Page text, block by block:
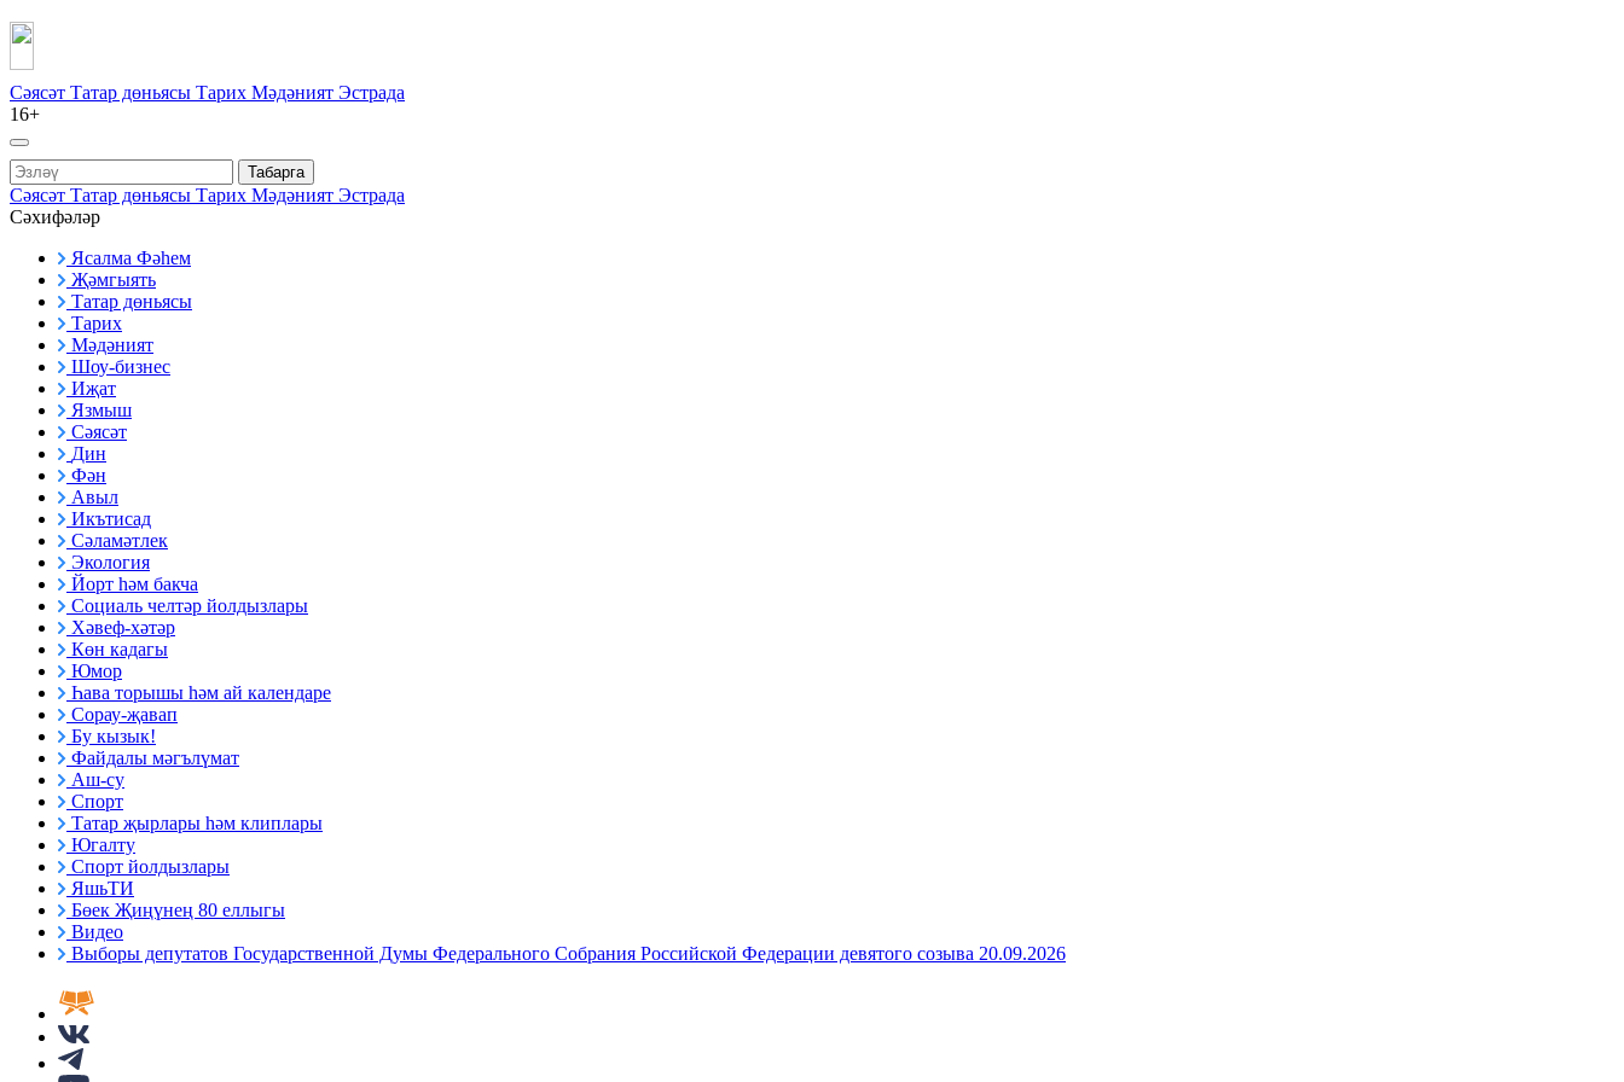
Сәясәт Татар дөньясы Тарих Мәдәният Эстрада
16+
Табарга
Сәясәт Татар дөньясы Тарих Мәдәният Эстрада
Сәхифәләр
Ясалма Фәһем
Җәмгыять
Татар дөньясы
Тарих
Мәдәният
Шоу-бизнес
Иҗат
Язмыш
Сәясәт
Дин
Фән
Авыл
Икътисад
Сәламәтлек
Экология
Йорт һәм бакча
Социаль челтәр йолдызлары
Хәвеф-хәтәр
Көн кадагы
Юмор
Һава торышы һәм ай календаре
Сорау-җавап
Бу кызык!
Файдалы мәгълүмат
Аш-су
Спорт
Татар җырлары һәм клиплары
Югалту
Спорт йолдызлары
ЯшьТИ
Бөек Җиңүнең 80 еллыгы
Видео
Выборы депутатов Государственной Думы Федерального Собрания Российской Федерации девятого созыва 20.09.2026